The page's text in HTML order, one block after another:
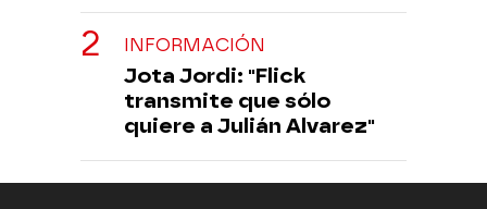
INFORMACIÓN
Jota Jordi: "Flick
transmite que sólo
quiere a Julián Alvarez"